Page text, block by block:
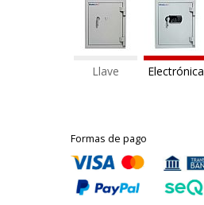
Llave Electrónica
Formas de pago